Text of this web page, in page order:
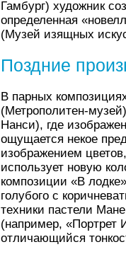
Гамбург) художник
определенная
(Музей изящных
Поздние
В парных
(Метрополитен-
Нанси), где
ощущается некое
изображением
использует новую
композиции «В
голубого с
техники пастели
(например,
отличающийся